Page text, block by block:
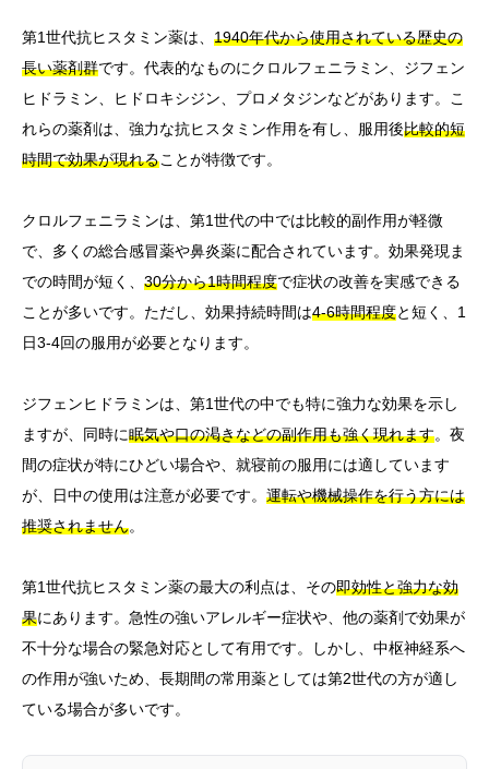
第1世代抗ヒスタミン薬は、 1940年代から使用されている歴史の
長い薬剤群です。代表的なものにクロルフェニラミン、ジフェン
ヒドラミン、ヒドロキシジン、プロメタジンなどがあります。こ
れらの薬剤は、強力な抗ヒスタミン作用を有し、服用後比較的短
時間で効果が現れることが特徴です。
クロルフェニラミンは、第1世代の中では比較的副作用が軽微
で、多くの総合感冒薬や鼻炎薬に配合されています。効果発現ま
での時間が短く、 30分から1時間程度で症状の改善を実感できる
ことが多いです。ただし、効果持続時間は4-6時間程度と短く、1
日3-4回の服用が必要となります。
ジフェンヒドラミンは、第1世代の中でも特に強力な効果を示し
ますが、同時に眠気や口の渇きなどの副作用も強く現れます。夜
間の症状が特にひどい場合や、就寝前の服用には適しています
が、日中の使用は注意が必要です。 運転や機械操作を行う方には
推奨されません。
第1世代抗ヒスタミン薬の最大の利点は、その即効性と強力な効
果にあります。急性の強いアレルギー症状や、他の薬剤で効果が
不十分な場合の緊急対応として有用です。しかし、中枢神経系へ
の作用が強いため、長期間の常用薬としては第2世代の方が適し
ている場合が多いです。